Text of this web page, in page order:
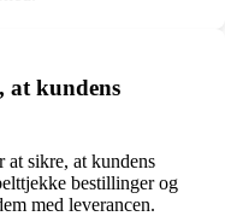
at kundens
at sikre, at kundens
bestillinger og
med leverancen.